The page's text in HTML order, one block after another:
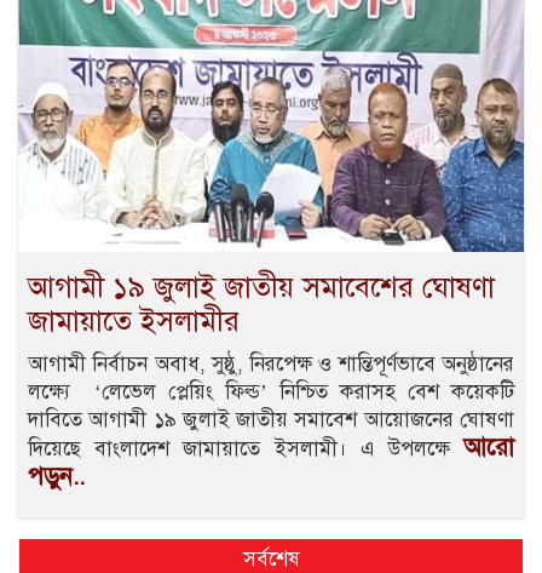
আগামী ১৯ জুলাই জাতীয় সমাবেশের ঘোষণা
জামায়াতে ইসলামীর
আগামী নির্বাচন অবাধ, সুষ্ঠু, নিরপেক্ষ ও শান্তিপূর্ণভাবে অনুষ্ঠানের
লক্ষ্যে ‘লেভেল প্লেয়িং ফিল্ড’ নিশ্চিত করাসহ বেশ কয়েকটি
দাবিতে আগামী ১৯ জুলাই জাতীয় সমাবেশ আয়োজনের ঘোষণা
দিয়েছে বাংলাদেশ জামায়াতে ইসলামী। এ উপলক্ষেআরো
পড়ুন..
সর্বশেষ